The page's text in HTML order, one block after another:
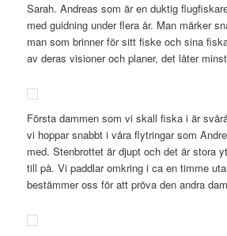
Sarah. Andreas som är en duktig
med guidning under flera år. Man märker
man som brinner för sitt fiske och sina
av deras visioner och planer, det låter
Första dammen som vi skall fiska i är
vi hoppar snabbt i våra flytringar som
med. Stenbrottet är djupt och det är stora
till på. Vi paddlar omkring i ca en timme
bestämmer oss för att pröva den andra